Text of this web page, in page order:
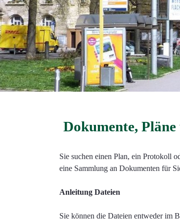
Dokumente,
Sie suchen einen Plan, ein Protokoll
eine Sammlung an Dokumenten für
Anleitung Dateien
Sie können die Dateien entweder im